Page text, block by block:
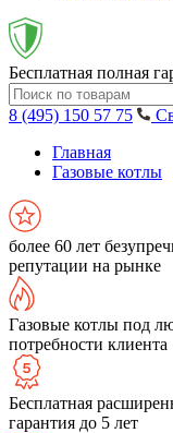
Бесплатная полная
8 (495) 150 57 75
Главная
Газовые котлы
более 60 лет
репутации на рынке
Газовые котлы под
потребности клиента
Бесплатная
гарантия до 5 лет